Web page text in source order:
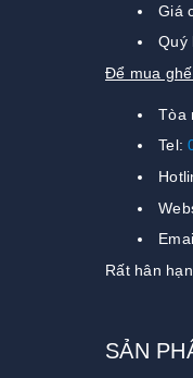
Giá
Quý
Để mua
Tòa
Tel:
Rất hân
SẢN